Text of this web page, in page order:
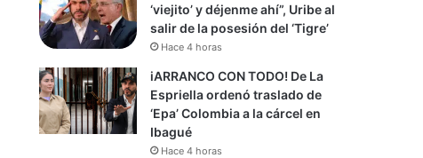
‘viejito’ y déjenme ahí”, Uribe al
salir de la posesión del ‘Tigre’
Hace 4 horas
iARRANCO CON TODO! De La
Espriella ordenó traslado de
‘Epa’ Colombia a la cárcel en
Ibagué
Hace 4 horas